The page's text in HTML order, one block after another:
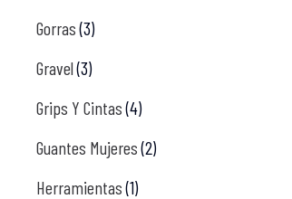
Gorras (3)
Gravel(3)
Grips Y Cintas (4)
Guantes Mujeres (2)
Herramientas (1)